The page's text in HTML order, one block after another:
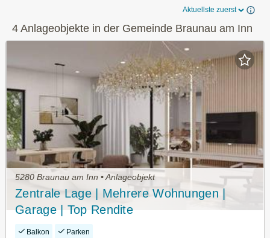
Aktuellste zuerst
4 Anlageobjekte in der Gemeinde Braunau am Inn
5280 Braunau am Inn • Anlageobjekt
Zentrale Lage | Mehrere Wohnungen |
Garage | Top Rendite
Balkon Parken